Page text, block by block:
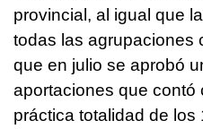
provincial, al igual que
todas las agrupaciones
que en julio se aprobó
aportaciones que contó
práctica totalidad de los